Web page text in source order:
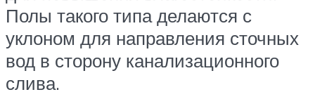
Полы такого типа делаются с
уклоном для направления сточных
вод в сторону канализационного
слива.